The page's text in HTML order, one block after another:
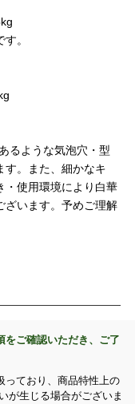
。
るような気泡穴・型
す。また、細かなキ
・使用環境により白華
ざいます。予めご理解
をご確認いただき、ご了
っており、商品特性上の
が生じる場合がございま